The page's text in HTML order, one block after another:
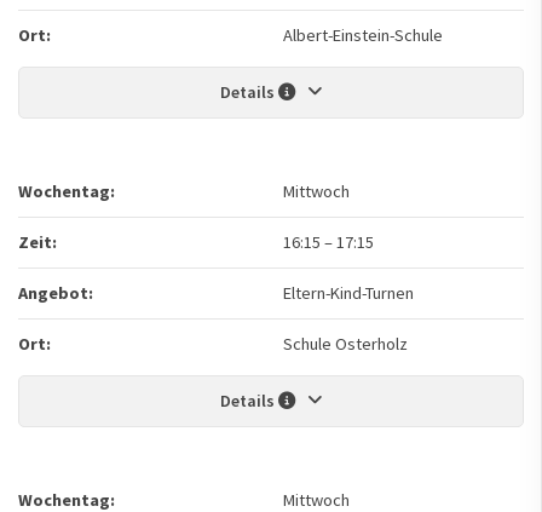
Ort: Albert-Einstein-Schule
Details
Wochentag: Mittwoch
Zeit: 16:15 –17:15
Angebot: Eltern-Kind-Turnen
Ort: Schule Osterholz
Details
Wochentag: Mittwoch